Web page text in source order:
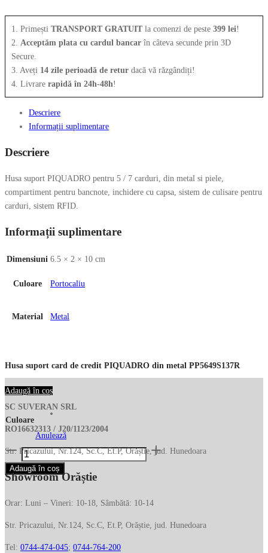
1. Primești TRANSPORT GRATUIT la comenzi de peste 399 lei!
2. Acceptăm plata cu cardul bancar în câteva secunde prin 3D
Secure.
3. Aveți 14 zile perioadă de retur dacă vă răzgândiți!
4. Livrare rapidă în 24h-48h!
Descriere
Informații suplimentare
Descriere
Husa suport PIQUADRO pentru 5 / 7 carduri, din metal si piele,
compartiment pentru bancnote, inchidere cu capsa, sistem de culisare pentru
carduri, sistem RFID.
Informații suplimentare
Dimensiuni 6.5 × 2 × 10 cm
Culoare Portocaliu
Material Metal
Husa suport card de credit PIQUADRO din metal PP5649S137R
Adaugă în coș
Culoare
Anulează
Cantitate
Husa
suport
de
PIQUADRO
din
Adaugă în coș
SC SUVERAN SRL
RO16632313 / J20/1123/2004
Str. Pricazului, Nr.124, Sc.C, Et.P, Orăștie, jud. Hunedoara
Showroom Orăștie
Orar: Luni – Vineri: 10-18, Sâmbătă: 10-14
Str. Pricazului, Nr.124, Sc.C, Et.P, Orăștie, jud. Hunedoara
Tel: 0744-474-045; 0744-764-200